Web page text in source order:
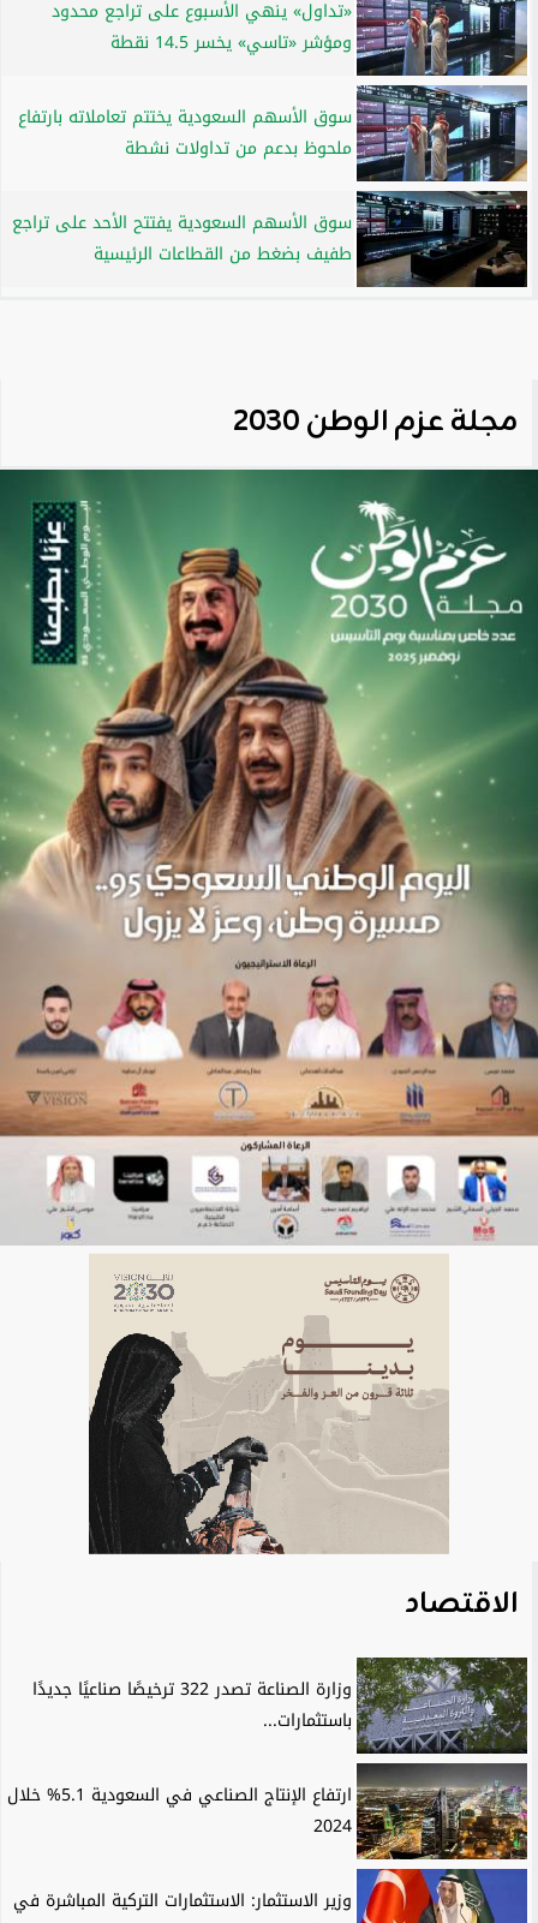
«تداول» ينهي الأسبوع على تراجع محدود
ومؤشر «تاسي» يخسر 14.5 نقطة
سوق الأسهم السعودية يختتم تعاملاته بارتفاع
ملحوظ بدعم من تداولات نشطة
سوق الأسهم السعودية يفتتح الأحد على تراجع
طفيف بضغط من القطاعات الرئيسية
مجلة عزم الوطن 2030
الاقتصاد
وزارة الصناعة تصدر 322 ترخيصًا صناعيًا جديدًا
باستثمارات...
ارتفاع الإنتاج الصناعي في السعودية 5.1% خلال
2024
وزير الاستثمار: الاستثمارات التركية المباشرة في